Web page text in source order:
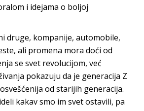
i idejama o boljoj
druge, kompanije, automobile,
ali promena mora doći od
se svet revolucijom, već
a pokazuju da je generacija Z
od starijih generacija.
kakav smo im svet ostavili, pa